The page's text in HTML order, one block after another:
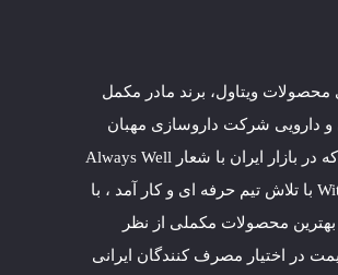
ویتاول، برند مادر مکمل
و دارویی شرکت داروسازی مهبان
دارو است که در بازار ایران با شعار Always Well
With Vitawell با تلاش تیم حرفه ای و کار آمد ، با
بهترین محصولات مکملی از نظر
در اختیار مصرف کنندگان ایرانی